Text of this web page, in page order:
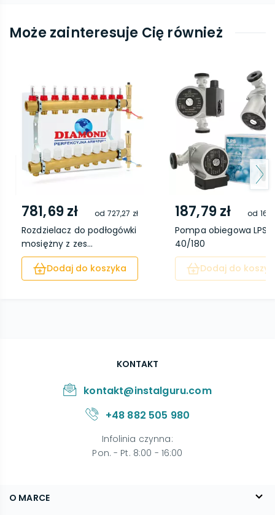
Może zainteresuje Cię również
781,69 zł od 727,27 zł
Rozdzielacz do podłogówki
mosiężny z zes...
Dodaj do koszyka
187,79 zł od
Pompa obiegowa LPS
40/180
Dodaj do
O MARCE
KONTAKT
kontakt@instalguru.com
+48 882 505 980
Infolinia czynna:
Pon. - Pt. 8:00 - 16:00